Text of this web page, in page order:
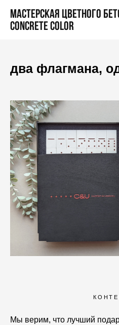
Мастерская цветного
Concrete Color
два флагмана,
Мы верим, что лучший